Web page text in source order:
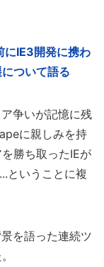
にIE3開発に携わ
ついて語る
争いが記憶に残
に親しみを持
勝ち取ったIEが
ということに複
を語った連続ツ